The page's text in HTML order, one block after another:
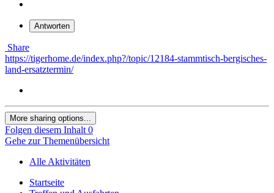
Antworten
Share
https://tigerhome.de/index.php?/topic/12184-stammtisch-bergisches-
land-ersatztermin/
More sharing options...
Folgen diesem Inhalt 0
Gehe zur Themenübersicht
Alle Aktivitäten
Startseite